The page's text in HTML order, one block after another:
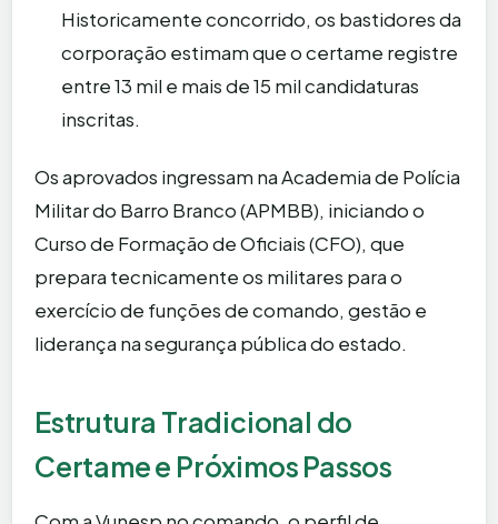
Historicamente concorrido, os bastidores da
corporação estimam que o certame registre
entre 13 mil e mais de 15 mil candidaturas
inscritas.
Os aprovados ingressam na Academia de Polícia
Militar do Barro Branco (APMBB), iniciando o
Curso de Formação de Oficiais (CFO), que
prepara tecnicamente os militares para o
exercício de funções de comando, gestão e
liderança na segurança pública do estado.
Estrutura Tradicional do
Certame e Próximos Passos